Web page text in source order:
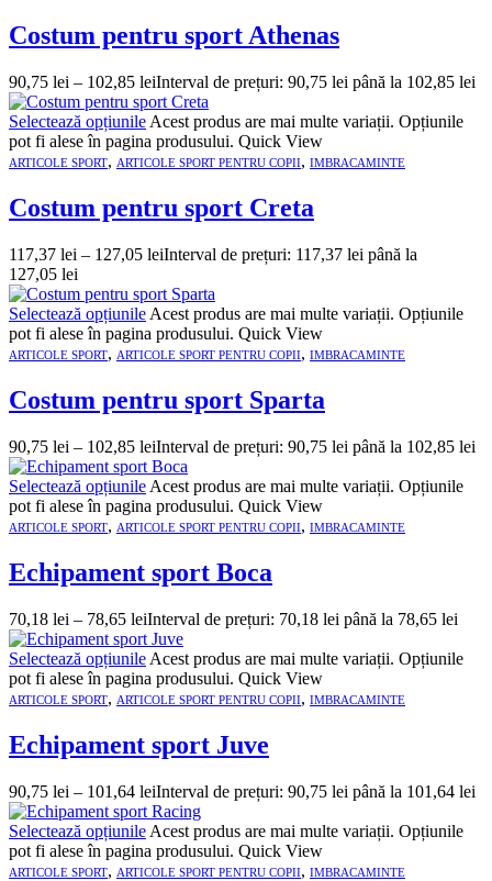
Costum pentru sport Athenas
90,75 lei – 102,85 leiInterval de prețuri: 90,75 lei până la 102,85 lei
Selectează opțiunile Acest produs are mai multe variații. Opțiunile
pot fi alese în pagina produsului. Quick View
ARTICOLE SPORT, ARTICOLE SPORT PENTRU COPII, IMBRACAMINTE
Costum pentru sport Creta
117,37 lei – 127,05 leiInterval de prețuri: 117,37 lei până la
127,05 lei
Selectează opțiunile Acest produs are mai multe variații. Opțiunile
pot fi alese în pagina produsului. Quick View
ARTICOLE SPORT, ARTICOLE SPORT PENTRU COPII, IMBRACAMINTE
Costum pentru sport Sparta
90,75 lei – 102,85 leiInterval de prețuri: 90,75 lei până la 102,85 lei
Selectează opțiunile Acest produs are mai multe variații. Opțiunile
pot fi alese în pagina produsului. Quick View
ARTICOLE SPORT, ARTICOLE SPORT PENTRU COPII, IMBRACAMINTE
Echipament sport Boca
70,18 lei – 78,65 leiInterval de prețuri: 70,18 lei până la 78,65 lei
Selectează opțiunile Acest produs are mai multe variații. Opțiunile
pot fi alese în pagina produsului. Quick View
ARTICOLE SPORT, ARTICOLE SPORT PENTRU COPII, IMBRACAMINTE
Echipament sport Juve
90,75 lei – 101,64 leiInterval de prețuri: 90,75 lei până la 101,64 lei
Selectează opțiunile Acest produs are mai multe variații. Opțiunile
pot fi alese în pagina produsului. Quick View
ARTICOLE SPORT, ARTICOLE SPORT PENTRU COPII, IMBRACAMINTE